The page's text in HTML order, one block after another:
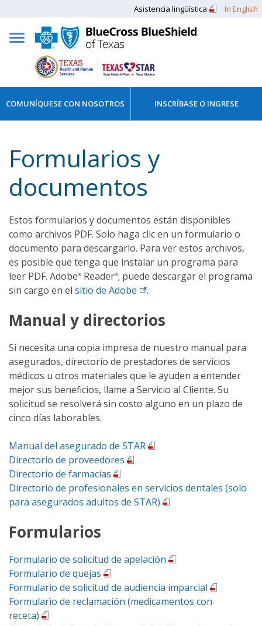
Asistencia lingüística In English
COMUNÍQUESE CON NOSOTROS INSCRÍBASE O INGRESE
Formularios y
documentos
Estos formularios y documentos están disponibles
como archivos PDF. Solo haga clic en un formulario o
documento para descargarlo. Para ver estos archivos,
es posible que tenga que instalar un programa para
leer PDF. Adobe® Reader®; puede descargar el programa
sin cargo en el sitio de Adobe .
Manual y directorios
Si necesita una copia impresa de nuestro manual para
asegurados, directorio de prestadores de servicios
médicos u otros materiales que le ayuden a entender
mejor sus beneficios, llame a Servicio al Cliente. Su
solicitud se resolverá sin costo alguno en un plazo de
cinco días laborables.
Manual del asegurado de STAR
Directorio de proveedores
Directorio de farmacias
Directorio de profesionales en servicios dentales (solo
para asegurados adultos de STAR)
Formularios
Formulario de solicitud de apelación
Formulario de quejas
Formulario de solicitud de audiencia imparcial
Formulario de reclamación (medicamentos con
receta)